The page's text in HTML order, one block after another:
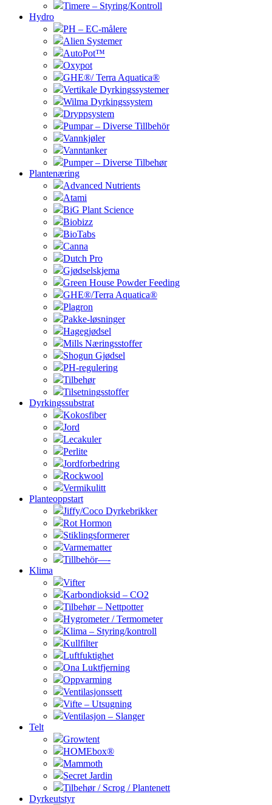
Timere – Styring/Kontroll
Hydro
PH – EC-målere
Alien Systemer
AutoPot™
Oxypot
GHE®/ Terra Aquatica®
Vertikale Dyrkingssystemer
Wilma Dyrkingssystem
Dryppsystem
Pumpar – Diverse Tillbehör
Vannkjøler
Vanntanker
Pumper – Diverse Tilbehør
Plantenæring
Advanced Nutrients
Atami
BiG Plant Science
Biobizz
BioTabs
Canna
Dutch Pro
Gjødselskjema
Green House Powder Feeding
GHE®/Terra Aquatica®
Plagron
Pakke-løsninger
Hagegjødsel
Mills Næringsstoffer
Shogun Gjødsel
PH-regulering
Tilbehør
Tilsetningsstoffer
Dyrkingssubstrat
Kokosfiber
Jord
Lecakuler
Perlite
Jordforbedring
Rockwool
Vermikulitt
Planteoppstart
Jiffy/Coco Dyrkebrikker
Rot Hormon
Stiklingsformerer
Varmematter
Tillbehör—-
Klima
Vifter
Karbondioksid – CO2
Tilbehør – Nettpotter
Hygrometer / Termometer
Klima – Styring/kontroll
Kullfilter
Luftfuktighet
Ona Luktfjerning
Oppvarming
Ventilasjonssett
Vifte – Utsugning
Ventilasjon – Slanger
Telt
Growtent
HOMEbox®
Mammoth
Secret Jardin
Tilbehør / Scrog / Plantenett
Dyrkeutstyr